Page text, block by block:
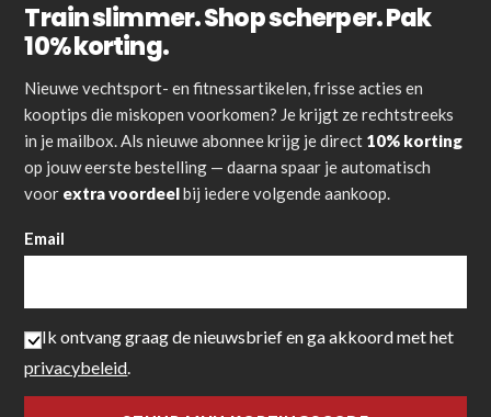
Train slimmer. Shop scherper. Pak
10% korting.
Nieuwe vechtsport- en fitnessartikelen, frisse acties en
kooptips die miskopen voorkomen? Je krijgt ze rechtstreeks
in je mailbox. Als nieuwe abonnee krijg je direct 10% korting
op jouw eerste bestelling — daarna spaar je automatisch
voor extra voordeelbij iedere volgende aankoop.
Email
Ik ontvang graag de nieuwsbrief en ga akkoord met het
privacybeleid.